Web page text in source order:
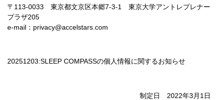
〒113-0033 東京都文京区本郷7-3-1 東京大学アントレプレナー
プラザ205
e-mail：privacy@accelstars.com
20251203:SLEEP COMPASSの個人情報に関するお知らせ
制定日 2022年3月1日